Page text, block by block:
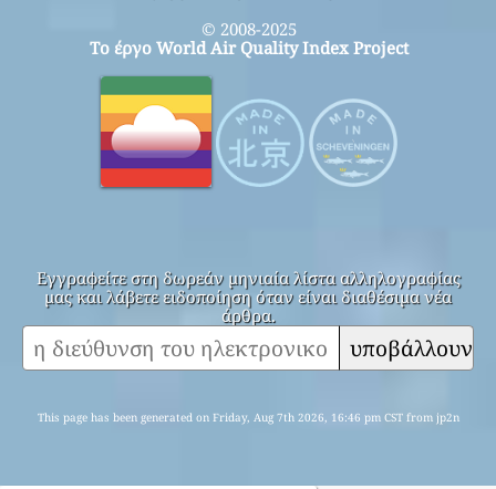
© 2008-2025
Το έργο World Air Quality Index Project
Εγγραφείτε στη δωρεάν μηνιαία λίστα αλληλογραφίας
μας και λάβετε ειδοποίηση όταν είναι διαθέσιμα νέα
άρθρα.
υποβάλλουν
This page has been generated on Friday, Aug 7th 2026, 16:46 pm CST from jp2n